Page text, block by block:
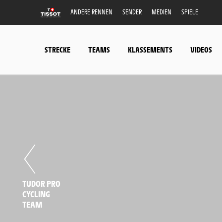
ANDERE RENNEN SENDER MEDIEN SPIELE
STRECKE TEAMS KLASSEMENTS VIDEOS
TUDOR PRO
CYCLING
TEAM